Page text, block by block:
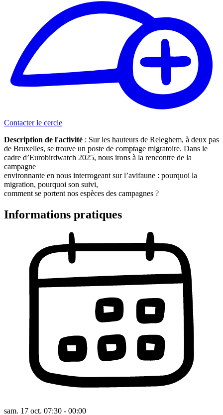
Contacter le cercle
Description de l'activité : Sur les hauteurs de Releghem, à deux pas
de Bruxelles, se trouve un poste de comptage migratoire. Dans le
cadre d’Eurobirdwatch 2025, nous irons à la rencontre de la
campagne
environnante en nous interrogeant sur l’avifaune : pourquoi la
migration, pourquoi son suivi,
comment se portent nos espèces des campagnes ?
Informations pratiques
sam. 17 oct. 07:30 - 00:00